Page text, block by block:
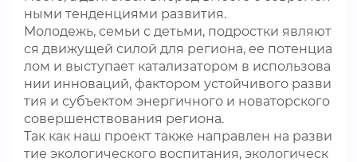
ными тенденциями развития.
Молодежь, семьи с детьми, подростки являют
ся движущей силой для региона, ее потенциа
лом и выступает катализатором в использова
нии инноваций, фактором устойчивого разви
тия и субъектом энергичного и новаторского
совершенствования региона.
Так как наш проект также направлен на разви
тие экологического воспитания, экологическ